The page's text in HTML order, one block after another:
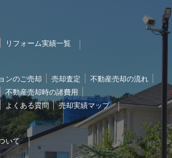
リフォーム実績一覧
ンのご売却 売却査定
不動産売却の流れ
不動産売却時の諸費用
よくある質問 売却実績マップ
いて